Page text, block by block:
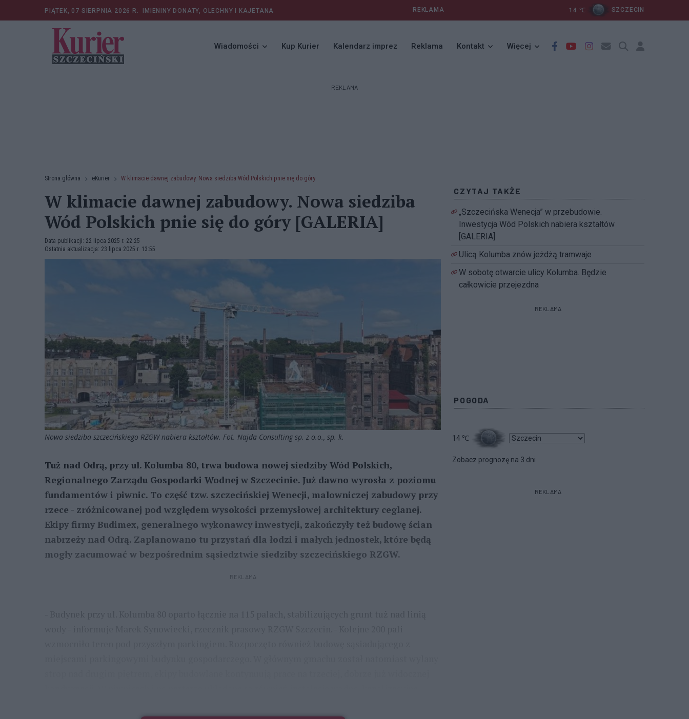
PIĄTEK, 07 SIERPNIA 2026 R. IMIENINY DONATY, OLECHNY I KAJETANA REKLAMA 14 ℃ SZCZECIN
Wiadomości Kup Kurier Kalendarz imprez Reklama Kontakt Więcej
REKLAMA
Strona główna eKurier W klimacie dawnej zabudowy. Nowa siedziba Wód Polskich pnie się do góry
W klimacie dawnej zabudowy. Nowa siedziba
Wód Polskich pnie się do góry [GALERIA]
Data publikacji: 22 lipca 2025 r. 22:25
Ostatnia aktualizacja: 23 lipca 2025 r. 13:55
Nowa siedziba szczecińskiego RZGW nabiera kształtów. Fot. Najda Consulting sp. z o.o., sp. k.
Tuż nad Odrą, przy ul. Kolumba 80, trwa budowa nowej siedziby Wód Polskich,
Regionalnego Zarządu Gospodarki Wodnej w Szczecinie. Już dawno wyrosła z poziomu
fundamentów i piwnic. To część tzw. szczecińskiej Wenecji, malowniczej zabudowy przy
rzece - zróżnicowanej pod względem wysokości przemysłowej architektury ceglanej.
Ekipy firmy Budimex, generalnego wykonawcy inwestycji, zakończyły też budowę ścian
nabrzeży nad Odrą. Zaplanowano tu przystań dla łodzi i małych jednostek, które będą
mogły zacumować w bezpośrednim sąsiedztwie siedziby szczecińskiego RZGW.
REKLAMA
CZYTAJ TAKŻE
„Szczecińska Wenecja” w przebudowie.
Inwestycja Wód Polskich nabiera kształtów
[GALERIA]
Ulicą Kolumba znów jeżdżą tramwaje
W sobotę otwarcie ulicy Kolumba. Będzie
całkowicie przejezdna
REKLAMA
POGODA
14 ℃
Zobacz prognozę na 3 dni
REKLAMA